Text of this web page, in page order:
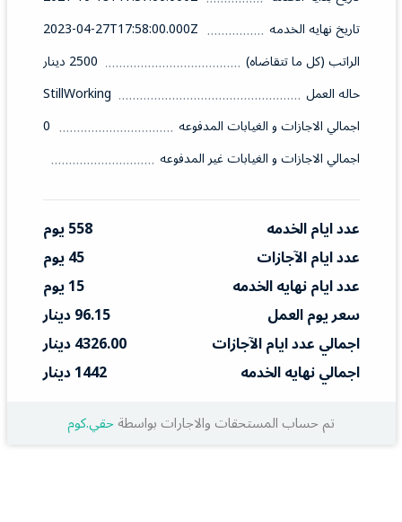
تاريخ نهايه الخدمه
2023-04-27T17:58:00.000Z
الراتب (كل ما تتقاضاه)
2500 دينار
حاله العمل
StillWorking
اجمالي الاجازات و الغيابات المدفوعه
0
اجمالي الاجازات و الغيابات غير المدفوعه
عدد ايام الخدمه
558 يوم
عدد ايام الآجازات
45 يوم
عدد ايام نهايه الخدمه
15 يوم
سعر يوم العمل
96.15 دينار
اجمالي عدد ايام الآجازات
4326.00 دينار
اجمالي نهايه الخدمه
1442 دينار
تم حساب المستحقات والاجارات بواسطةحقي.كوم